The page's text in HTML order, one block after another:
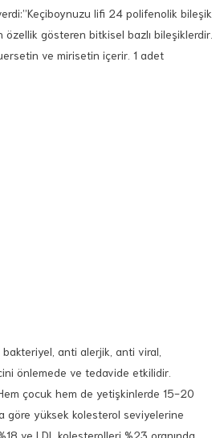
lifi 24 polifenolik bileşik
gösteren bitkisel bazlı bileşiklerdir.
ve mirisetin içerir. 1 adet
anti alerjik, anti viral,
önlemede ve tedavide etkilidir.
çocuk hem de yetişkinlerde 15-20
göre yüksek kolesterol seviyelerine
ve LDL kolesterolleri %23 oranında